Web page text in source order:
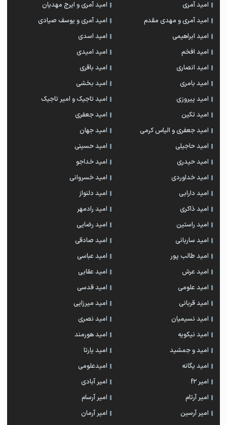
امید آمری
امید آمری و ایرج مهدیان
امید آمری و مهدی مقدم
امید آمری و یوسف صیادی
امید ابراهیمی
امید اسدی
امید افخم
امید امیدی
امید انصاری
امید باقری
امید بامری
امید بخشی
امید پیروزی
امید تاجیک و امیر تاجیک
امید تکین
امید جعفری
امید جعفری و الیاس کرمی
امید جهان
امید حاجیلی
امید حسینی
امید حیدری
امید خداجو
امید خداوردی
امید خسروانی
امید دارابی
امید دلنواز
امید ذاکری
امید رادمهر
امید راستین
امید رضایی
امید ساربانی
امید صادقی
امید طالب پور
امید عباسی
امید عرش
امید عقابی
امید علومی
امید قدسی
امید قربانی
امید میرزایی
امید نسیمیان
امید نصری
امید نیکویه
امید هورمند
امید و جمشید
امید یارتا
امید یگانه
امیدعلومی
امیر f2
امیر آبادی
امیر آرتام
امیر آرسام
امیر آرسین
امیر آرمان